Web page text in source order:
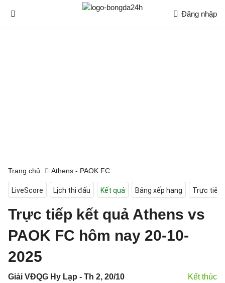
Đăng nhập
Trang chủ Athens - PAOK FC
LiveScore Lịch thi đấu Kết quả Bảng xếp hạng Trực tiếp
Trực tiếp kết quả Athens vs
PAOK FC hôm nay 20-10-
2025
Giải VĐQG Hy Lạp - Th 2, 20/10 Kết thúc